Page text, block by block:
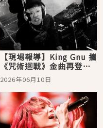
【現場報導】King Gnu 攜
《咒術迴戰》金曲再登小
巨蛋！四面台藝術級燈光
設計驚艷台北
2026年06月10日